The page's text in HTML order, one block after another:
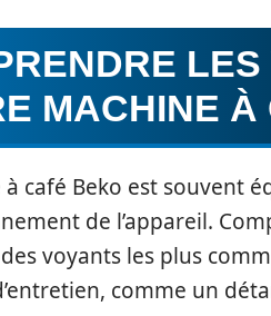
MACHINE
à café Beko est souvent
de l’appareil.
des voyants les plus
comme un